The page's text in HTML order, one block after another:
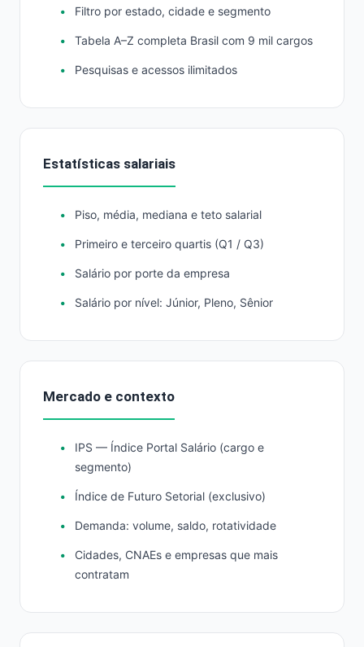
Filtro por estado, cidade e segmento
Tabela A–Z completa Brasil com 9 mil cargos
Pesquisas e acessos ilimitados
Estatísticas salariais
Piso, média, mediana e teto salarial
Primeiro e terceiro quartis (Q1 / Q3)
Salário por porte da empresa
Salário por nível: Júnior, Pleno, Sênior
Mercado e contexto
IPS — Índice Portal Salário (cargo e
segmento)
Índice de Futuro Setorial (exclusivo)
Demanda: volume, saldo, rotatividade
Cidades, CNAEs e empresas que mais
contratam